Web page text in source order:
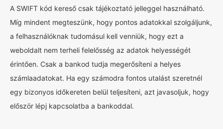
A SWIFT kód kereső csak tájékoztató jelleggel használható.
Míg mindent megteszünk, hogy pontos adatokkal szolgáljunk,
a felhasználóknak tudomásul kell venniük, hogy ezt a
weboldalt nem terheli felelősség az adatok helyességét
érintően. Csak a bankod tudja megerősíteni a helyes
számlaadatokat. Ha egy számodra fontos utalást szeretnél
egy bizonyos időkereten belül teljesíteni, azt javasoljuk, hogy
először lépj kapcsolatba a bankoddal.